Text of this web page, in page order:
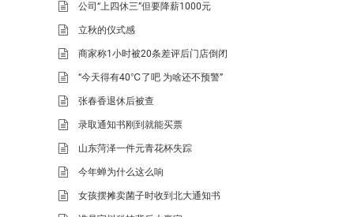
公司“上四休三”但要降薪1000元
立秋的仪式感
商家称1小时被20条差评后门店倒闭
“今天得有40℃了吧 为啥还不预警”
张春香退休后被查
录取通知书刚到就能买票
山东菏泽一件元青花杯失踪
今年蝉为什么这么响
女孩摆摊卖菌子时收到北大通知书